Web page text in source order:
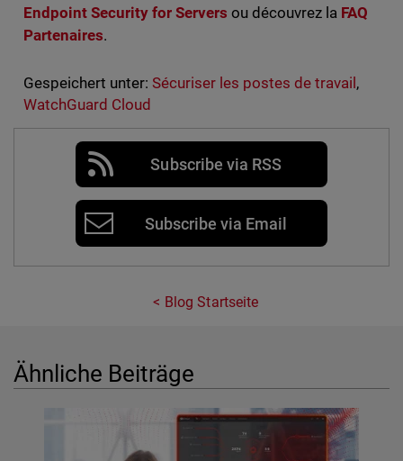
Endpoint Security for Servers ou découvrez la FAQ
Partenaires.
Gespeichert unter: Sécuriser les postes de travail,
WatchGuard Cloud
Subscribe via RSS
Subscribe via Email
Blog Startseite
Ähnliche Beiträge